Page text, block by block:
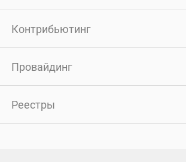
Контрибьютинг
Провайдинг
Реестры